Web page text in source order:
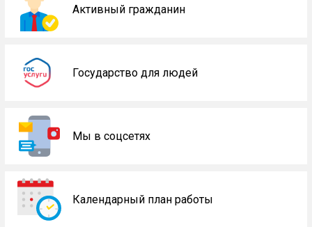
Активный гражданин
Государство для людей
Мы в соцсетях
Календарный план работы